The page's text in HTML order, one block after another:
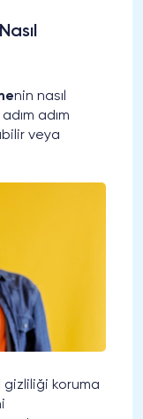
nin nasıl
adım
veya
gizliliği koruma